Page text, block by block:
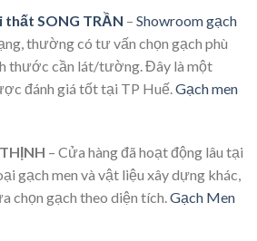
thất SONG TRẦN – Showroom gạch
thường có tư vấn chọn gạch phù
thước cần lát/tường. Đây là một
đánh giá tốt tại TP Huế. Gạch men
– Cửa hàng đã hoạt động lâu tại
gạch men và vật liệu xây dựng khác,
chọn gạch theo diện tích.Gạch Men